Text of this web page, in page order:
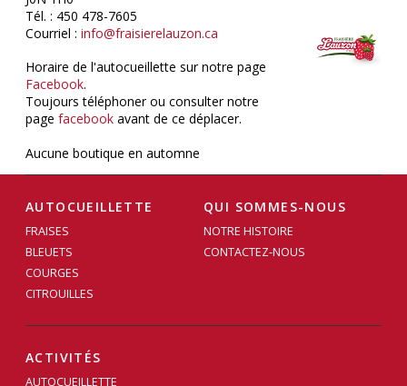
Tél. : 450 478-7605
Courriel : info@fraisierelauzon.ca
Horaire de l'autocueillette sur notre page
Facebook.
Toujours téléphoner ou consulter notre
page facebook avant de ce déplacer.
Aucune boutique en automne
AUTOCUEILLETTE
FRAISES
BLEUETS
COURGES
CITROUILLES
QUI SOMMES-NOUS
NOTRE HISTOIRE
CONTACTEZ-NOUS
ACTIVITÉS
AUTOCUEILLETTE